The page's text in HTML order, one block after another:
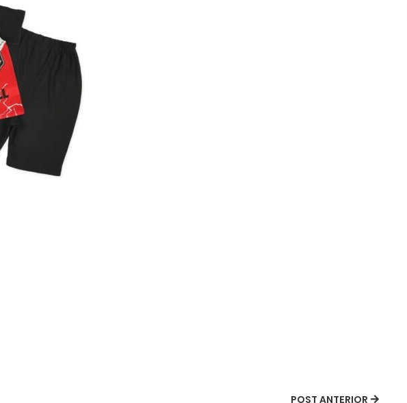
POST ANTERIOR